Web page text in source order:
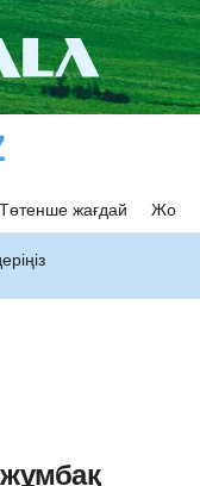
Төтенше жағдай Жол